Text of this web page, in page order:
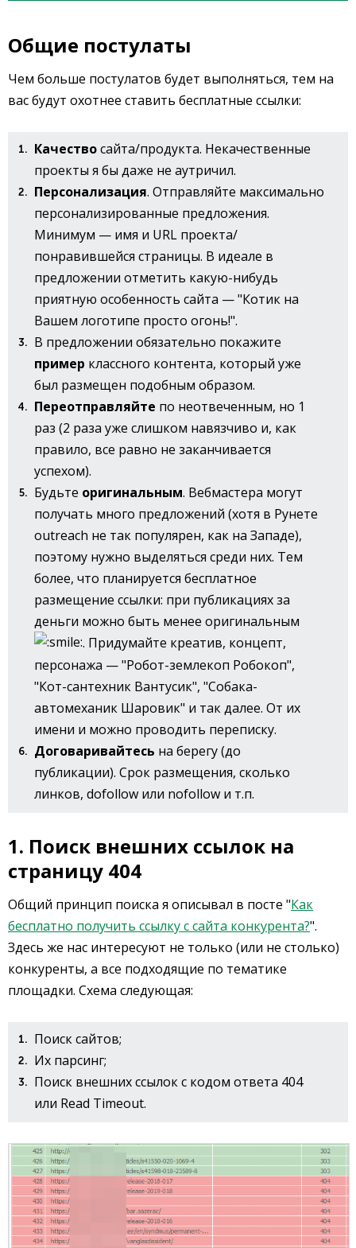
Общие постулаты
Чем больше постулатов будет выполняться, тем на
вас будут охотнее ставить бесплатные ссылки:
Качествосайта/продукта. Некачественные
проекты я бы даже не аутричил.
Персонализация. Отправляйте максимально
персонализированные предложения.
Минимум — имя и URL проекта/
понравившейся страницы. В идеале в
предложении отметить какую-нибудь
приятную особенность сайта — "Котик на
Вашем логотипе просто огонь!".
В предложении обязательно покажите
пример классного контента, который уже
был размещен подобным образом.
Переотправляйте по неотвеченным, но 1
раз (2 раза уже слишком навязчиво и, как
правило, все равно не заканчивается
успехом).
Будьте оригинальным. Вебмастера могут
получать много предложений (хотя в Рунете
outreach не так популярен, как на Западе),
поэтому нужно выделяться среди них. Тем
более, что планируется бесплатное
размещение ссылки: при публикациях за
деньги можно быть менее оригинальным
. Придумайте креатив, концепт,
персонажа — "Робот-землекоп Робокоп",
"Кот-сантехник Вантусик", "Собака-
автомеханик Шаровик" и так далее. От их
имени и можно проводить переписку.
Договаривайтесь на берегу (до
публикации). Срок размещения, сколько
линков, dofollow или nofollow и т.п.
1. Поиск внешних ссылок на
страницу 404
Общий принцип поиска я описывал в посте "Как
бесплатно получить ссылку с сайта конкурента?".
Здесь же нас интересуют не только (или не столько)
конкуренты, а все подходящие по тематике
площадки. Схема следующая:
Поиск сайтов;
Их парсинг;
Поиск внешних ссылок с кодом ответа 404
или Read Timeout.